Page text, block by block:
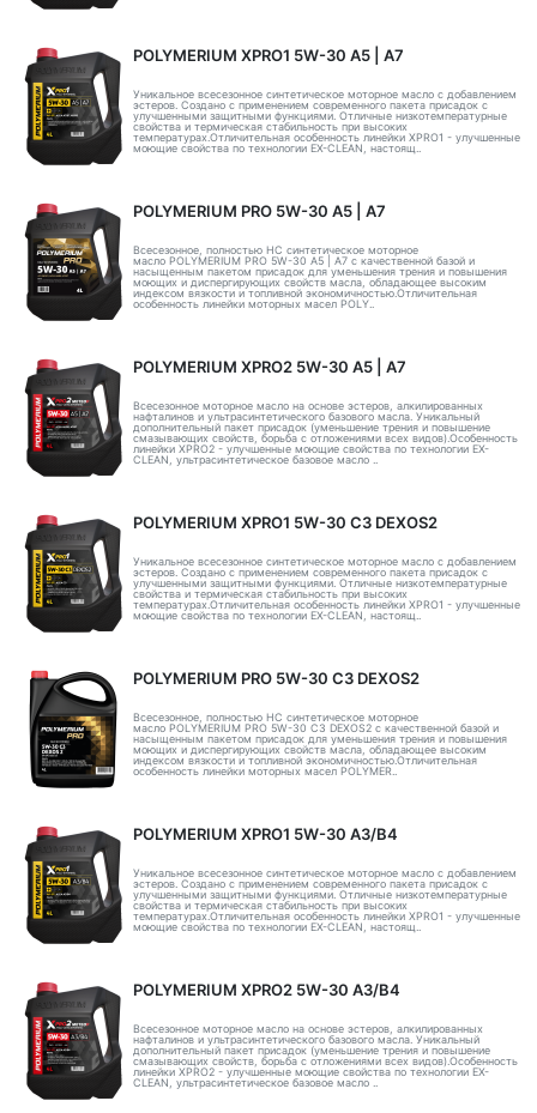
POLYMERIUM XPRO1 5W-30 А5 | А7
Уникальное всесезонное синтетическое моторное масло с добавлением
эстеров. Создано с применением современного пакета присадок с
улучшенными защитными функциями. Отличные низкотемпературные
свойства и термическая стабильность при высоких
температурах.Отличительная особенность линейки XPRO1 - улучшенные
моющие свойства по технологии EX-CLEAN, настоящ..
POLYMERIUM PRO 5W-30 A5 | А7
Всесезонное, полностью HC синтетическое моторное
масло POLYMERIUM PRO 5W-30 A5 | А7 с качественной базой и
насыщенным пакетом присадок для уменьшения трения и повышения
моющих и диспергирующих свойств масла, обладающее высоким
индексом вязкости и топливной экономичностью.Отличительная
особенность линейки моторных масел POLY..
POLYMERIUM XPRO2 5W-30 А5 | А7
Всесезонное моторное масло на основе эстеров, алкилированных
нафталинов и ультрасинтетического базового масла. Уникальный
дополнительный пакет присадок (уменьшение трения и повышение
смазывающих свойств, борьба с отложениями всех видов).Особенность
линейки XPRO2 - улучшенные моющие свойства по технологии EX-
CLEAN, ультрасинтетическое базовое масло ..
POLYMERIUM XPRO1 5W-30 C3 DEXOS2
Уникальное всесезонное синтетическое моторное масло с добавлением
эстеров. Создано с применением современного пакета присадок с
улучшенными защитными функциями. Отличные низкотемпературные
свойства и термическая стабильность при высоких
температурах.Отличительная особенность линейки XPRO1 - улучшенные
моющие свойства по технологии EX-CLEAN, настоящ..
POLYMERIUM PRO 5W-30 C3 DEXOS2
Всесезонное, полностью HC синтетическое моторное
масло POLYMERIUM PRO 5W-30 C3 DEXOS2 с качественной базой и
насыщенным пакетом присадок для уменьшения трения и повышения
моющих и диспергирующих свойств масла, обладающее высоким
индексом вязкости и топливной экономичностью.Отличительная
особенность линейки моторных масел POLYMER..
POLYMERIUM XPRO1 5W-30 A3/B4
Уникальное всесезонное синтетическое моторное масло с добавлением
эстеров. Создано с применением современного пакета присадок с
улучшенными защитными функциями. Отличные низкотемпературные
свойства и термическая стабильность при высоких
температурах.Отличительная особенность линейки XPRO1 - улучшенные
моющие свойства по технологии EX-CLEAN, настоящ..
POLYMERIUM XPRO2 5W-30 A3/B4
Всесезонное моторное масло на основе эстеров, алкилированных
нафталинов и ультрасинтетического базового масла. Уникальный
дополнительный пакет присадок (уменьшение трения и повышение
смазывающих свойств, борьба с отложениями всех видов).Особенность
линейки XPRO2 - улучшенные моющие свойства по технологии EX-
CLEAN, ультрасинтетическое базовое масло ..